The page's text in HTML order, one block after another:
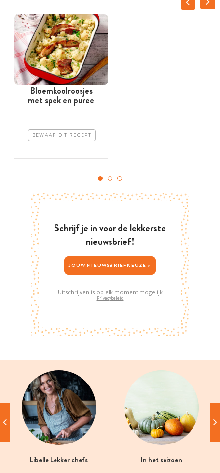
Bloemkoolroosjes
met spek en puree
BEWAAR DIT RECEPT
Schrijf je in voor de lekkerste
nieuwsbrief!
JOUW NIEUWSBRIEFKEUZE >
Uitschrijven is op elk moment mogelijk
Privacybeleid
Libelle Lekker chefs In het seizoen